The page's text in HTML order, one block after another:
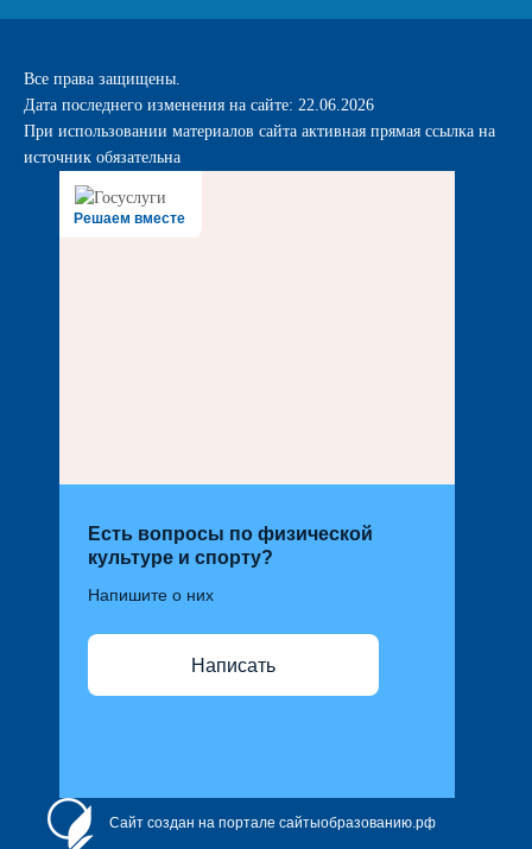
Все права защищены.
Дата последнего изменения на сайте: 22.06.2026
При использовании материалов сайта активная прямая ссылка на
источник обязательна
Решаем вместе
Есть вопросы по физической
культуре и спорту?
Напишите о них
Написать
Сайт создан на портале сайтыобразованию.рф